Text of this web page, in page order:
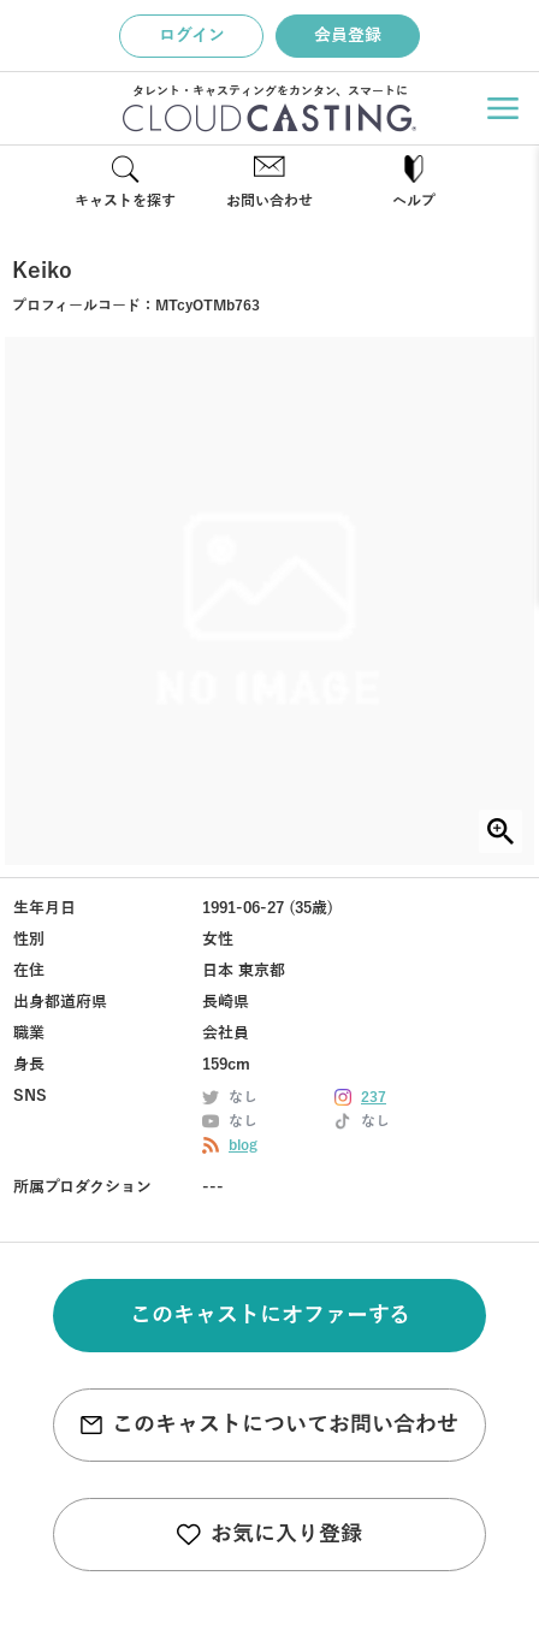
ログイン 会員登録
タレント・キャスティングをカンタン、スマートに
キャストを探す お問い合わせ ヘルプ
Keiko
プロフィールコード： MTcyOTMb763
生年月日
1991-06-27 (35歳)
性別
女性
在住
日本 東京都
出身都道府県
長崎県
職業
会社員
身長
159cm
SNS
なし
237
なし
なし
blog
所属プロダクション ---
このキャストにオファーする
このキャストについてお問い合わせ
お気に入り登録